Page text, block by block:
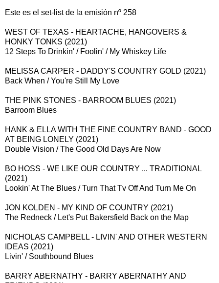
Este es el set-list de la emisión nº 258
WEST OF TEXAS - HEARTACHE, HANGOVERS &
HONKY TONKS (2021)
12 Steps To Drinkin' / Foolin' / My Whiskey Life
MELISSA CARPER - DADDY'S COUNTRY GOLD (2021)
Back When / You're Still My Love
THE PINK STONES - BARROOM BLUES (2021)
Barroom Blues
HANK & ELLA WITH THE FINE COUNTRY BAND - GOOD
AT BEING LONELY (2021)
Double Vision / The Good Old Days Are Now
BO HOSS - WE LIKE OUR COUNTRY ... TRADITIONAL
(2021)
Lookin' At The Blues / Turn That Tv Off And Turn Me On
JON KOLDEN - MY KIND OF COUNTRY (2021)
The Redneck / Let's Put Bakersfield Back on the Map
NICHOLAS CAMPBELL - LIVIN' AND OTHER WESTERN
IDEAS (2021)
Livin' / Southbound Blues
BARRY ABERNATHY - BARRY ABERNATHY AND